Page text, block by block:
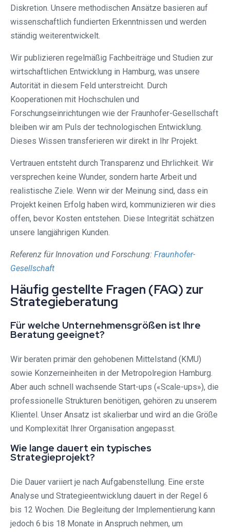
Diskretion. Unsere methodischen Ansätze basieren auf
wissenschaftlich fundierten Erkenntnissen und werden
ständig weiterentwickelt.
Wir publizieren regelmäßig Fachbeiträge und Studien zur
wirtschaftlichen Entwicklung in Hamburg, was unsere
Autorität in diesem Feld unterstreicht. Durch
Kooperationen mit Hochschulen und
Forschungseinrichtungen wie der Fraunhofer-Gesellschaft
bleiben wir am Puls der technologischen Entwicklung.
Dieses Wissen transferieren wir direkt in Ihr Projekt.
Vertrauen entsteht durch Transparenz und Ehrlichkeit. Wir
versprechen keine Wunder, sondern harte Arbeit und
realistische Ziele. Wenn wir der Meinung sind, dass ein
Projekt keinen Erfolg haben wird, kommunizieren wir dies
offen, bevor Kosten entstehen. Diese Integrität schätzen
unsere langjährigen Kunden.
Referenz für Innovation und Forschung: Fraunhofer-
Gesellschaft
Häufig gestellte Fragen (FAQ) zur
Strategieberatung
Für welche Unternehmensgrößen ist Ihre
Beratung geeignet?
Wir beraten primär den gehobenen Mittelstand (KMU)
sowie Konzerneinheiten in der Metropolregion Hamburg.
Aber auch schnell wachsende Start-ups («Scale-ups»), die
professionelle Strukturen benötigen, gehören zu unserem
Klientel. Unser Ansatz ist skalierbar und wird an die Größe
und Komplexität Ihrer Organisation angepasst.
Wie lange dauert ein typisches
Strategieprojekt?
Die Dauer variiert je nach Aufgabenstellung. Eine erste
Analyse und Strategieentwicklung dauert in der Regel 6
bis 12 Wochen. Die Begleitung der Implementierung kann
jedoch 6 bis 18 Monate in Anspruch nehmen, um